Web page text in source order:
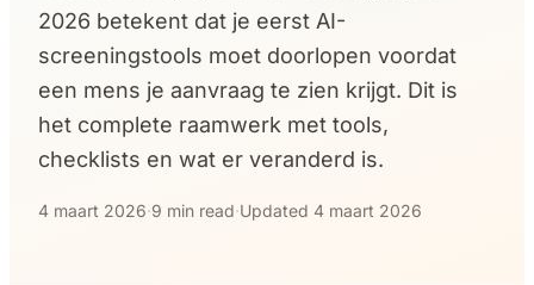
2026 betekent dat je eerst AI-
screeningstools moet doorlopen voordat
een mens je aanvraag te zien krijgt. Dit is
het complete raamwerk met tools,
checklists en wat er veranderd is.
4 maart 2026·9 min read·Updated 4 maart 2026